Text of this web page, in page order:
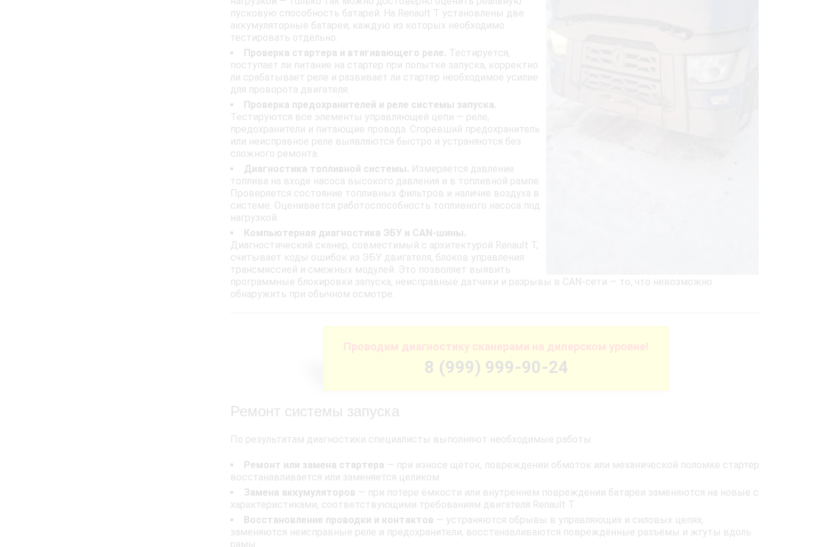
пусковую способность батарей. На Renault T установлены две
аккумуляторные батареи, каждую из которых необходимо
тестировать отдельно.
Проверка стартера и втягивающего реле. Тестируется,
поступает ли питание на стартер при попытке запуска, корректно
ли срабатывает реле и развивает ли стартер необходимое усилие
для проворота двигателя.
Проверка предохранителей и реле системы запуска.
Тестируются все элементы управляющей цепи — реле,
предохранители и питающие провода. Сгоревший предохранитель
или неисправное реле выявляются быстро и устраняются без
сложного ремонта.
Диагностика топливной системы. Измеряется давление
топлива на входе насоса высокого давления и в топливной рампе.
Проверяется состояние топливных фильтров и наличие воздуха в
системе. Оценивается работоспособность топливного насоса под
нагрузкой.
Компьютерная диагностика ЭБУ и CAN‑шины.
Диагностический сканер, совместимый с архитектурой Renault T,
считывает коды ошибок из ЭБУ двигателя, блоков управления
трансмиссией и смежных модулей. Это позволяет выявить
программные блокировки запуска, неисправные датчики и разрывы в CAN‑сети — то, что невозможно
обнаружить при обычном осмотре.
Проводим диагностику сканерами на дилерском уровне!
8 (999) 999-90-24
Ремонт системы запуска
По результатам диагностики специалисты выполняют необходимые работы:
Ремонт или замена стартера — при износе щёток, повреждении обмоток или механической поломке стартер
восстанавливается или заменяется целиком.
Замена аккумуляторов — при потере ёмкости или внутреннем повреждении батареи заменяются на новые с
характеристиками, соответствующими требованиям двигателя Renault T.
Восстановление проводки и контактов — устраняются обрывы в управляющих и силовых цепях,
заменяются неисправные реле и предохранители, восстанавливаются повреждённые разъёмы и жгуты вдоль
рамы.